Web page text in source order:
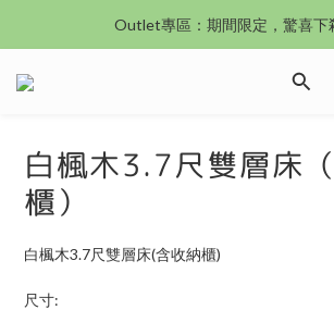
沙發新登場｜想躺就躺，頭等艙到商
Outlet專區：期間限定，驚喜下
沙發新登場｜想躺就躺，頭等艙到商
白楓木3.7尺雙層床
櫃）
白楓木3.7尺雙層床(含收納櫃)
尺寸: